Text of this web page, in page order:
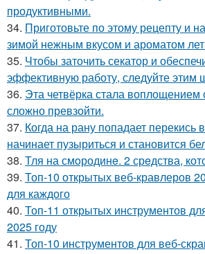
продуктивными.
34. Приготовьте по этому рецепту и
зимой нежным вкусом и ароматом
35. Чтобы заточить секатор и
эффективную работу, следуйте этим
36. Эта четвёрка стала воплощением
сложно превзойти.
37. Когда на рану попадает перекись
начинает пузыриться и становится
38. Тля на смoродинe. 2 срeдства,
39. Топ-10 открытых веб-кравлеров
для каждого
40. Топ-11 открытых инструментов
2025 году
41. Топ-10 инструментов для веб-